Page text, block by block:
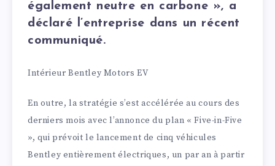
également neutre en carbone », a
déclaré l’entreprise dans un récent
communiqué.
Intérieur Bentley Motors EV
En outre, la stratégie s’est accélérée au cours des
derniers mois avec l’annonce du plan « Five-in-Five
», qui prévoit le lancement de cinq véhicules
Bentley entièrement électriques, un par an à partir